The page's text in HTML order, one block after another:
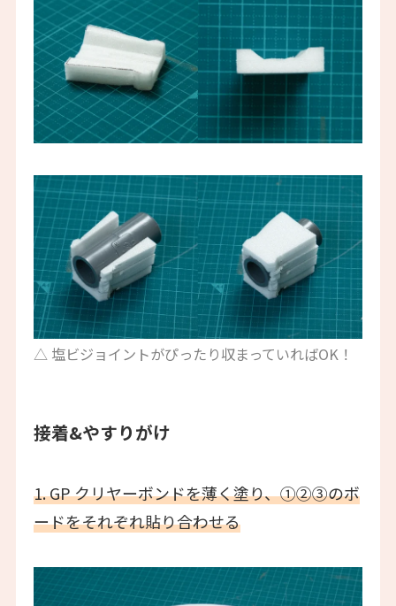
△ 塩ビジョイントがぴったり収まっていればOK！
接着&やすりがけ
1. GP クリヤーボンドを薄く塗り、①②③のボ
ードをそれぞれ貼り合わせる